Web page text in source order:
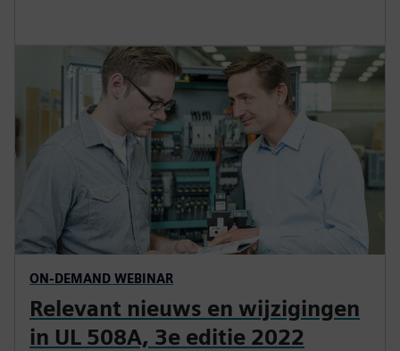
ON-DEMAND WEBINAR
Relevant nieuws en wijzigingen
in UL 508A, 3e editie 2022